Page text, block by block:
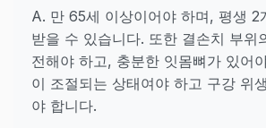
A. 만 65세 이상이어야 하며, 평생 2
받을 수 있습니다. 또한 결손치 부위
전해야 하고, 충분한 잇몸뼈가 있어
이 조절되는 상태여야 하고 구강 위
야 합니다.